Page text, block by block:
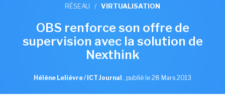
RÉSEAU / VIRTUALISATION
OBS renforce son offre de
supervision avec la solution de
Nexthink
Hélène Lelièvre / ICT Journal , publié le 28 Mars 2013